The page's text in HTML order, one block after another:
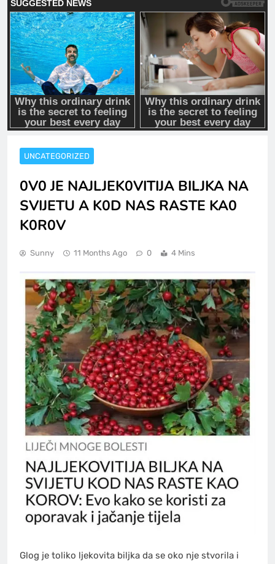
UNCATEGORIZED
0V0 JE NAJLJEK0VITIJA BILJKA NA
SVIJETU A K0D NAS RASTE KA0
K0R0V
Sunny 11 Months Ago 0 4 Mins
Glog je toliko ljekovita biljka da se oko nje stvorila i